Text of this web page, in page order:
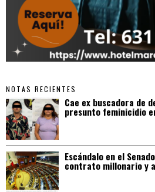
NOTAS RECIENTES
Cae ex buscadora de
presunto feminicidio
Escándalo en el
contrato millonario y